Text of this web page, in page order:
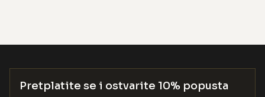
Pretplatite se i ostvarite 10% popusta